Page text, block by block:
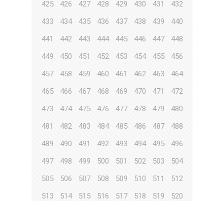
425
426 427 428 429 430 431
432
433
434 435 436 437 438 439
440
441
442 443 444 445 446 447
448
449
450 451 452 453 454 455
456
457
458 459 460 461 462 463
464
465
466 467 468 469 470 471
472
473
474 475 476 477 478 479
480
481
482 483 484 485 486 487
488
489
490 491 492 493 494 495
496
497
498 499 500 501 502 503
504
505
506 507 508 509 510 511
512
513
514 515 516 517 518 519
520